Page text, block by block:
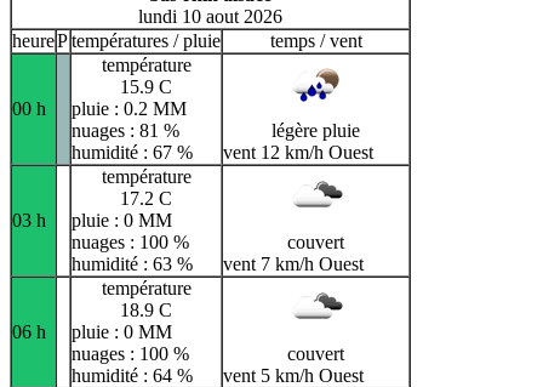
lundi 10 aout 2026
heurePtempératures / pluie temps / vent
00 h
température
15.9 C
pluie : 0.2 MM
nuages : 81 %
humidité : 67 %
légère pluie
vent 12 km/h Ouest
03 h
température
17.2 C
pluie : 0 MM
nuages : 100 %
humidité : 63 %
couvert
vent 7 km/h Ouest
06 h
température
18.9 C
pluie : 0 MM
nuages : 100 %
humidité : 64 %
couvert
vent 5 km/h Ouest